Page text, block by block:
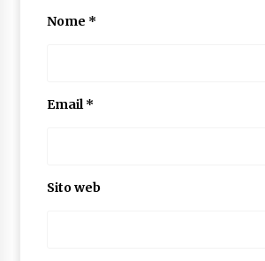
Nome *
Email *
Sito web